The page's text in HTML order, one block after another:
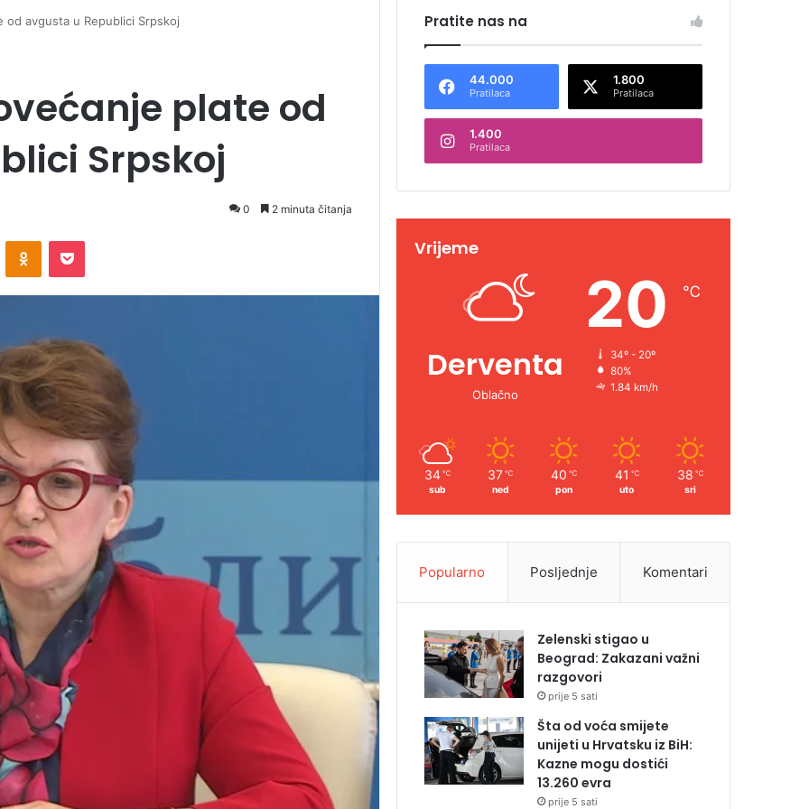
avgusta u Republici Srpskoj
plate od
Srpskoj
0 2 minuta čitanja
Pratite nas na
44.000
Pratilaca
1.800
Pratilaca
1.400
Pratilaca
Vrijeme
Derventa
Oblačno
20 ℃
34º - 20º
80%
1.84 km/h
34 ℃
sub
37 ℃
ned
40 ℃
pon
41 ℃
uto
38 ℃
sri
Popularno Posljednje Komentari
Zelenski stigao u
Beograd: Zakazani važni
razgovori
prije 5 sati
Šta od voća smijete
unijeti u Hrvatsku iz BiH:
Kazne mogu dostići
13.260 evra
prije 5 sati